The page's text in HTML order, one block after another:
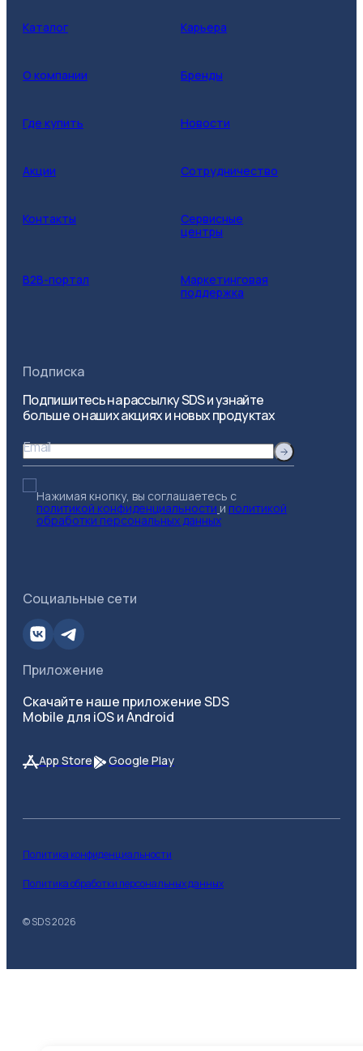
Каталог Карьера
О компании Бренды
Где купить Новости
Акции Сотрудничество
Контакты
Сервисные
центры
B2B-портал
Маркетинговая
поддержка
Подписка
Подпишитесь на рассылку SDS и узнайте
больше о наших акциях и новых продуктах
Email
Нажимая кнопку, вы соглашаетесь с
политикой конфиденциальности и политикой
обработки персональных данных
Социальные сети
Приложение
Скачайте наше приложение SDS
Mobile для iOS и Android
App Store Google Play
© SDS2026
Политика конфиденциальности
Политика обработки персональных данных